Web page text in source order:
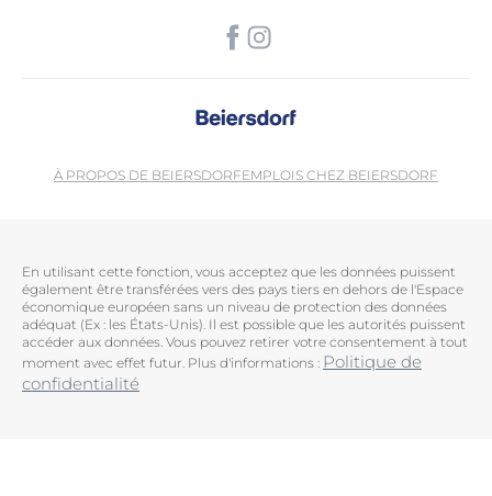
À PROPOS DE BEIERSDORFEMPLOIS CHEZ BEIERSDORF
En utilisant cette fonction, vous acceptez que les données puissent
également être transférées vers des pays tiers en dehors de l'Espace
économique européen sans un niveau de protection des données
adéquat (Ex : les États-Unis). Il est possible que les autorités puissent
accéder aux données. Vous pouvez retirer votre consentement à tout
moment avec effet futur. Plus d'informations : Politique de
confidentialité